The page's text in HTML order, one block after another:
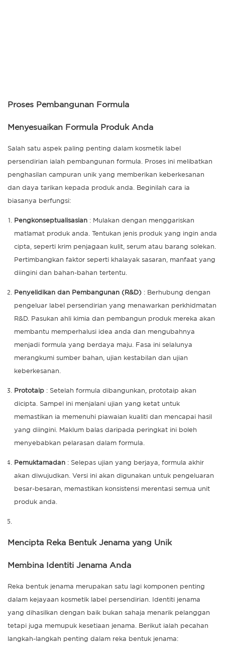
Proses Pembangunan Formula
Menyesuaikan Formula Produk Anda
Salah satu aspek paling penting dalam kosmetik label
persendirian ialah pembangunan formula. Proses ini melibatkan
penghasilan campuran unik yang memberikan keberkesanan
dan daya tarikan kepada produk anda. Beginilah cara ia
biasanya berfungsi:
Pengkonseptualisasian : Mulakan dengan menggariskan
matlamat produk anda. Tentukan jenis produk yang ingin anda
cipta, seperti krim penjagaan kulit, serum atau barang solekan.
Pertimbangkan faktor seperti khalayak sasaran, manfaat yang
diingini dan bahan-bahan tertentu.
Penyelidikan dan Pembangunan (R&D) : Berhubung dengan
pengeluar label persendirian yang menawarkan perkhidmatan
R&D. Pasukan ahli kimia dan pembangun produk mereka akan
membantu memperhalusi idea anda dan mengubahnya
menjadi formula yang berdaya maju. Fasa ini selalunya
merangkumi sumber bahan, ujian kestabilan dan ujian
keberkesanan.
Prototaip : Setelah formula dibangunkan, prototaip akan
dicipta. Sampel ini menjalani ujian yang ketat untuk
memastikan ia memenuhi piawaian kualiti dan mencapai hasil
yang diingini. Maklum balas daripada peringkat ini boleh
menyebabkan pelarasan dalam formula.
Pemuktamadan : Selepas ujian yang berjaya, formula akhir
akan diwujudkan. Versi ini akan digunakan untuk pengeluaran
besar-besaran, memastikan konsistensi merentasi semua unit
produk anda.
Mencipta Reka Bentuk Jenama yang Unik
Membina Identiti Jenama Anda
Reka bentuk jenama merupakan satu lagi komponen penting
dalam kejayaan kosmetik label persendirian. Identiti jenama
yang dihasilkan dengan baik bukan sahaja menarik pelanggan
tetapi juga memupuk kesetiaan jenama. Berikut ialah pecahan
langkah-langkah penting dalam reka bentuk jenama: